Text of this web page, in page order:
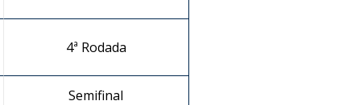
4ª Rodada
Semifinal